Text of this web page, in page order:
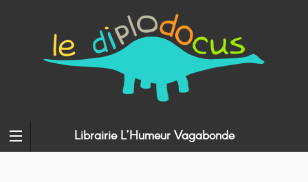
Librairie L’Humeur Vagabonde